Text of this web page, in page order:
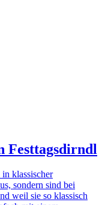
Festtagsdirndl
klassischer
sondern sind bei
weil sie so klassisch